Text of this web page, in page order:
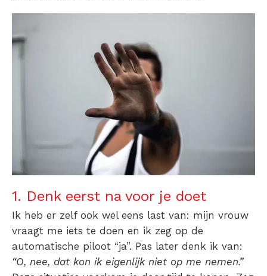
1. Denk eerst na voor je doet
Ik heb er zelf ook wel eens last van: mijn vrouw
vraagt me iets te doen en ik zeg op de
automatische piloot “ja”. Pas later denk ik van:
“O, nee, dat kon ik eigenlijk niet op me nemen.”